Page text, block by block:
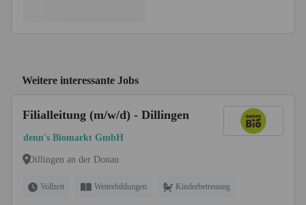
Weitere interessante Jobs
Filialleitung (m/w/d) - Dillingen
denn's Biomarkt GmbH
Dillingen an der Donau
Vollzeit Weiterbildungen Kinderbetreuung